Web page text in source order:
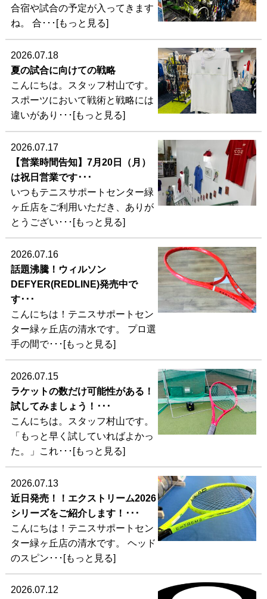
合宿や試合の予定が入ってきます
ね。 合･･･[もっと見る]
2026.07.18
夏の試合に向けての戦略
こんにちは。スタッフ村山です。
スポーツにおいて戦術と戦略には
違いがあり･･･[もっと見る]
2026.07.17
【営業時間告知】7月20日（月）
は祝日営業です･･･
いつもテニスサポートセンター緑
ヶ丘店をご利用いただき、ありが
とうござい･･･[もっと見る]
2026.07.16
話題沸騰！ウィルソン
DEFYER(REDLINE)発売中で
す･･･
こんにちは！テニスサポートセン
ター緑ヶ丘店の清水です。 プロ選
手の間で･･･[もっと見る]
2026.07.15
ラケットの数だけ可能性がある！
試してみましょう！･･･
こんにちは。スタッフ村山です。
「もっと早く試していればよかっ
た。」これ･･･[もっと見る]
2026.07.13
近日発売！！エクストリーム2026
シリーズをご紹介します！･･･
こんにちは！テニスサポートセン
ター緑ヶ丘店の清水です。 ヘッド
のスピン･･･[もっと見る]
2026.07.12